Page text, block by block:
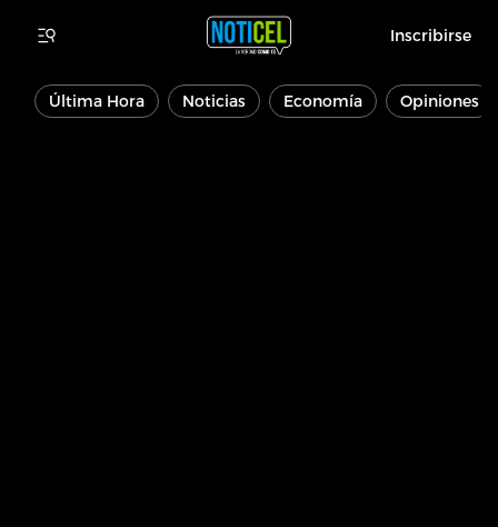
Inscribirse
Última Hora Noticias Economía Opiniones